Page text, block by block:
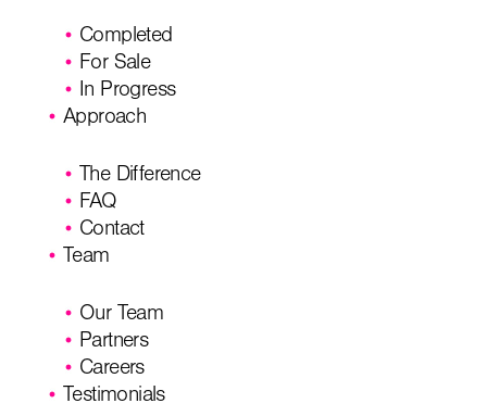
Completed
For Sale
In Progress
Approach
The Difference
FAQ
Contact
Team
Our Team
Partners
Careers
Testimonials